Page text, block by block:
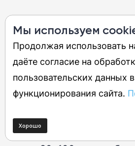
Телевизоры Amazon Fire
в России никогда не
найти их в наличии
Основной способ
сервисы-посредники
CDEK.Shopping или
США или Европы. Цена с
доставки и пошлин
Мы используем
Продолжая использовать
даёте согласие на
пользовательских данных
функционирования сайта.